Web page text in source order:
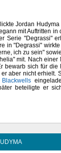
Jordan
mit Auftritten
Serie "Degrassi"
in "Degrassi"
ich zu sein"
mit. Nach
bewarb sich für die
aber nicht erhielt.
beteiligte er